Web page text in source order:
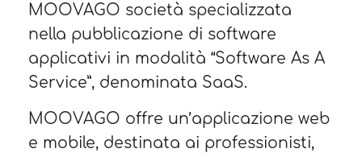
MOOVAGO società specializzata
nella pubblicazione di software
applicativi in ​​modalità “Software As A
Service”, denominata SaaS.
MOOVAGO offre un’applicazione web
e mobile, destinata ai professionisti,